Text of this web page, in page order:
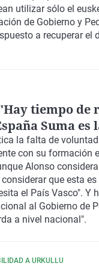
utilizar sólo el
de Gobierno y
a recuperar
tiempo de
Suma es
necesita el
la falta de
con su formación
Alonso
que esta
el País Vasco". Y
al Gobierno de
a nivel nacional".
A URKULLU